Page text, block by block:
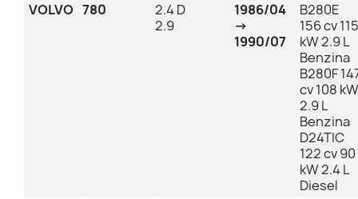
VOLVO 780
2.4 D
2.9
1986/04
→
1990/07
B280E
156 cv 115
kW 2.9 L
Benzina
B280F
cv 108 kW
2.9 L
Benzina
D24TIC
122 cv 90
kW 2.4 L
Diesel